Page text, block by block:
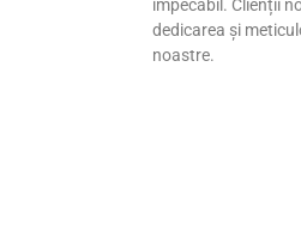
impecabil. Clienții
dedicarea și
noastre.